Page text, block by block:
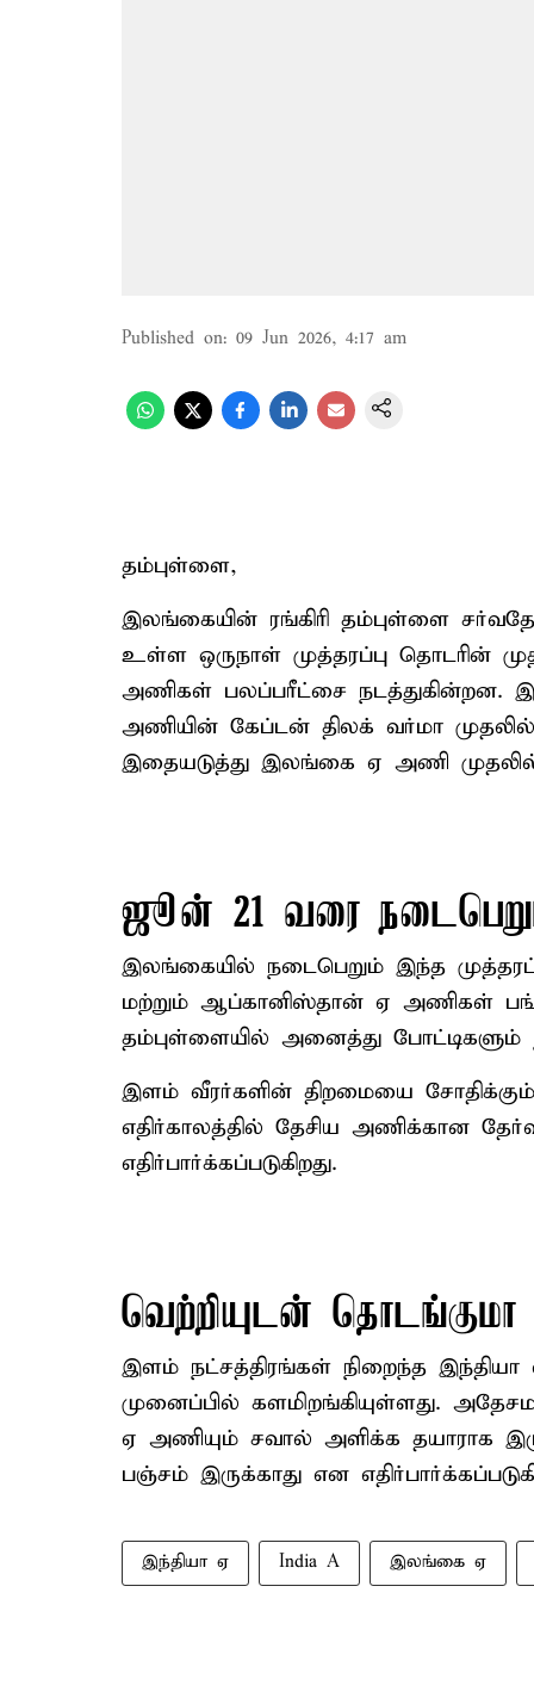
Published on: 09 Jun 2026, 4:17 am
தம்புள்ளை,
இலங்கையின் ரங்கிரி தம்புள்ளை
உள்ள ஒருநாள் முத்தரப்பு தொடரின்
அணிகள் பலப்பரீட்சை நடத்துகின்றன.
அணியின் கேப்டன் திலக் வர்மா முதலில்
இதையடுத்து இலங்கை ஏ அணி
ஜூன் 21 வரை
இலங்கையில் நடைபெறும் இந்த
மற்றும் ஆப்கானிஸ்தான் ஏ அணிகள்
தம்புள்ளையில் அனைத்து
இளம் வீரர்களின் திறமையை சோதிக்கும்
எதிர்காலத்தில் தேசிய அணிக்கான
எதிர்பார்க்கப்படுகிறது.
வெற்றியுடன் தொடங்குமா
இளம் நட்சத்திரங்கள் நிறைந்த
முனைப்பில் களமிறங்கியுள்ளது.
ஏ அணியும் சவால் அளிக்க தயாராக
பஞ்சம் இருக்காது என
இந்தியா ஏ India A இலங்கை ஏ